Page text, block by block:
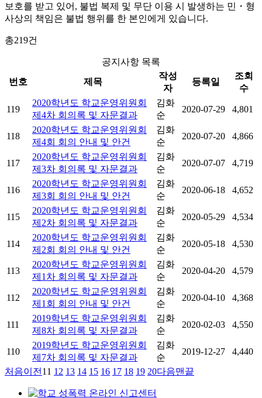
보호를 받고 있어, 불법 복제 및 무단 이용 시
발생하는 민・형
사상의 책임은 불법 행위를 한 본인에게 있습니다.
총219건
공지사항 목록
번호
제목
작성
자
등록일
조회
수
119
2020학년도 학교운영위원회
제4차 회의록 및 자문결과
김화
순
2020-07-29 4,801
118
2020학년도 학교운영위원회
제4회 회의 안내 및 안건
김화
순
2020-07-20 4,866
117
2020학년도 학교운영위원회
제3차 회의록 및 자문결과
김화
순
2020-07-07 4,719
116
2020학년도 학교운영위원회
제3회 회의 안내 및 안건
김화
순
2020-06-18 4,652
115
2020학년도 학교운영위원회
제2차 회의록 및 자문결과
김화
순
2020-05-29 4,534
114
2020학년도 학교운영위원회
제2회 회의 안내 및 안건
김화
순
2020-05-18 4,530
113
2020학년도 학교운영위원회
제1차 회의록 및 자문결과
김화
순
2020-04-20 4,579
112
2020학년도 학교운영위원회
제1회 회의 안내 및 안건
김화
순
2020-04-10 4,368
111
2019학년도 학교운영위원회
제8차 회의록 및 자문결과
김화
순
2020-02-03 4,550
110
2019학년도 학교운영위원회
제7차 회의록 및 자문결과
김화
순
2019-12-27
4,440
처음이전 11 12 13 14 15 16 17 18 19 20다음맨끝